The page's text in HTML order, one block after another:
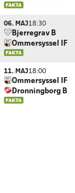
06. MAJ18:30
Bjerregrav B
Ommersyssel IF
11. MAJ18:00
Ommersyssel IF
Dronningborg B